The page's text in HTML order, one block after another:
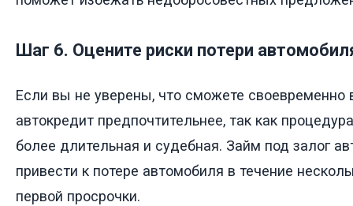
Шаг 6. Оцените риски потери
Если вы не уверены, что сможете своевременно
автокредит предпочтительнее, так как
более длительная и судебная. Займ под залог
привести к потере автомобиля в течение
первой просрочки.